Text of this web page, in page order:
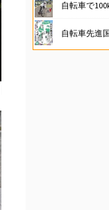
自転車で100kmをラク
自転車先進